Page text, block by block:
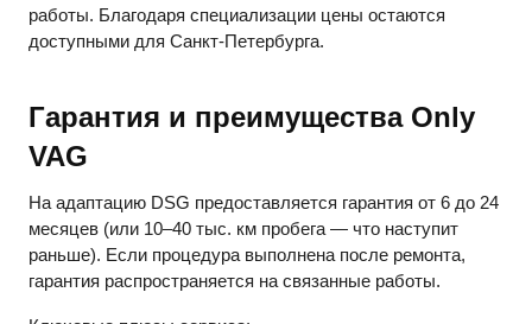
работы. Благодаря специализации цены остаются
доступными для Санкт-Петербурга.
Гарантия и преимущества Only
VAG
На адаптацию DSG предоставляется гарантия от 6 до 24
месяцев (или 10–40 тыс. км пробега — что наступит
раньше). Если процедура выполнена после ремонта,
гарантия распространяется на связанные работы.